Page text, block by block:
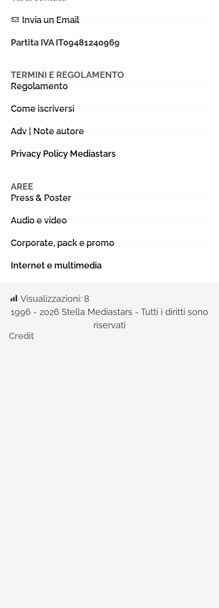
Invia un Email
Partita IVA IT09481240969
TERMINI E REGOLAMENTO
Regolamento
Come iscriversi
Adv | Note autore
Privacy Policy Mediastars
AREE
Press & Poster
Audio e video
Corporate, pack e promo
Internet e multimedia
Visualizzazioni: 8
1996 - 2026 Stella Mediastars - Tutti i diritti sono
riservati
Credit